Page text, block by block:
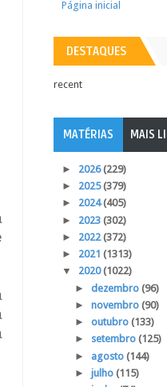
Página inicial
DESTAQUES
recent
MATÉRIAS MAIS
► 2026(229)
► 2025(379)
► 2024(405)
► 2023 (302)
► 2022(372)
► 2021 (1313)
▼ 2020(1022)
► dezembro (96)
► novembro (90)
► outubro (133)
► setembro (125)
► agosto (144)
► julho (115)